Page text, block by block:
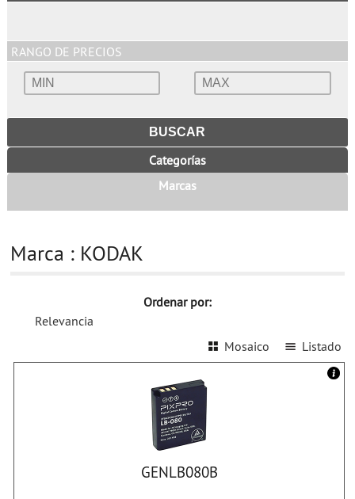
RANGO DE PRECIOS
Categorías
Marcas
Marca : KODAK
Ordenar por:
Relevancia
Listado
Mosaico
GENLB080B